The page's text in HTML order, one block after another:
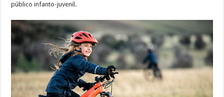
público infanto-juvenil.